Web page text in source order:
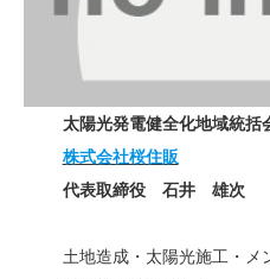
太陽光発電健全化地域統括
株式会社桜住販
代表取締役 石井 雄次
土地造成・太陽光施工・メ